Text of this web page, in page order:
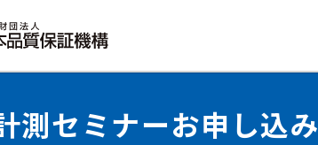
測セミナーお申し込み